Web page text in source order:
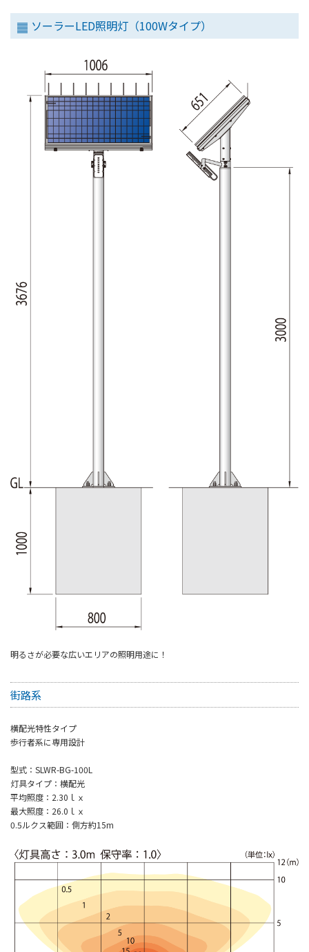
ソーラーLED照明灯（100Wタイプ）
明るさが必要な広いエリアの照明用途に！
街路系
横配光特性タイプ
歩行者系に専用設計
型式：SLWR-BG-100L
灯具タイプ：横配光
平均照度：2.30ｌｘ
最大照度：26.0ｌｘ
0.5ルクス範囲：側方約15m